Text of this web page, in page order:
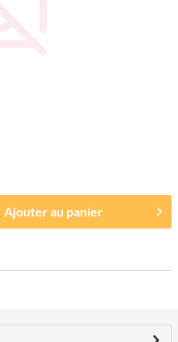
Ajouter au panier